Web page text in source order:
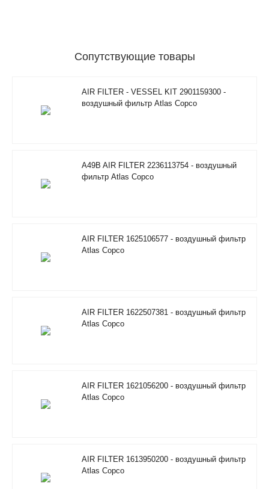
Сопутствующие товары
AIR FILTER - VESSEL KIT 2901159300 -
воздушный фильтр Atlas Copco
A49B AIR FILTER 2236113754 - воздушный
фильтр Atlas Copco
AIR FILTER 1625106577 - воздушный фильтр
Atlas Copco
AIR FILTER 1622507381 - воздушный фильтр
Atlas Copco
AIR FILTER 1621056200 - воздушный фильтр
Atlas Copco
AIR FILTER 1613950200 - воздушный фильтр
Atlas Copco